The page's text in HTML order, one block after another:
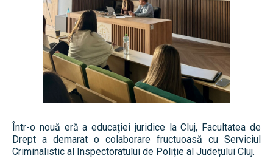
Contact
Într-o nouă eră a educației juridice la Cluj, Facultatea de
Drept a demarat o colaborare fructuoasă cu Serviciul
Criminalistic al Inspectoratului de Poliție al Județului Cluj.